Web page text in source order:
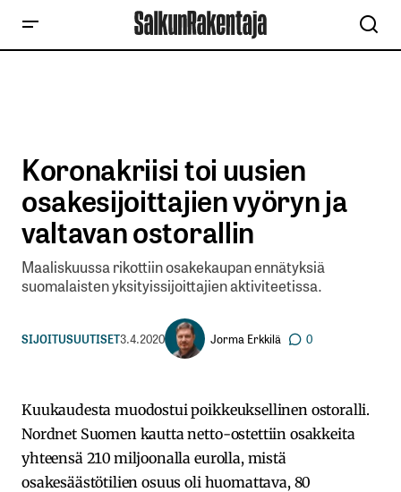
Koronakriisi toi uusien
osakesijoittajien vyöryn ja
valtavan ostorallin
Maaliskuussa rikottiin osakekaupan ennätyksiä
suomalaisten yksityissijoittajien aktiviteetissa.
SIJOITUSUUTISET3.4.2020 Jorma Erkkilä 0
Kuukaudesta muodostui poikkeuksellinen ostoralli.
Nordnet Suomen kautta netto-ostettiin osakkeita
yhteensä 210 miljoonalla eurolla, mistä
osakesäästötilien osuus oli huomattava, 80